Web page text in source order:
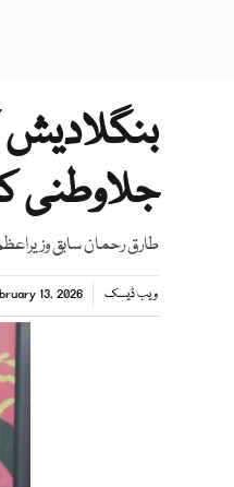
جلاوطنی
طارق رحمان سابق
ویب ڈیسک 13, 2026